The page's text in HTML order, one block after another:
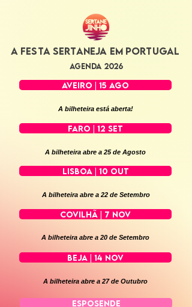
a festa sertaneja em portugal
AGENDA 2026
AVEIRO | 15 AGO
A bilheteira está aberta!
FARO | 12 SET
A bilheteira abre a 25 de Agosto
LISBOA | 10 OUT
A bilheteira abre a 22 de Setembro
COVILHÃ | 7 NOV
A bilheteira abre a 20 de Setembro
BEJA | 14 NOV
A bilheteira abre a 27 de Outubro
ESPOSENDE